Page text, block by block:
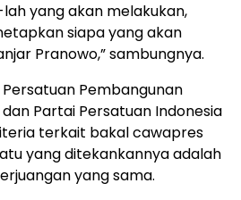
yang akan melakukan,
siapa yang akan
Pranowo,” sambungnya.
Pembangunan
Partai Persatuan Indonesia
terkait bakal cawapres
yang ditekankannya adalah
yang sama.